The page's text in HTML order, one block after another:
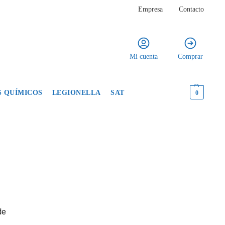
Empresa Contacto
Mi cuenta Comprar
QUÍMICOS LEGIONELLA SAT 0